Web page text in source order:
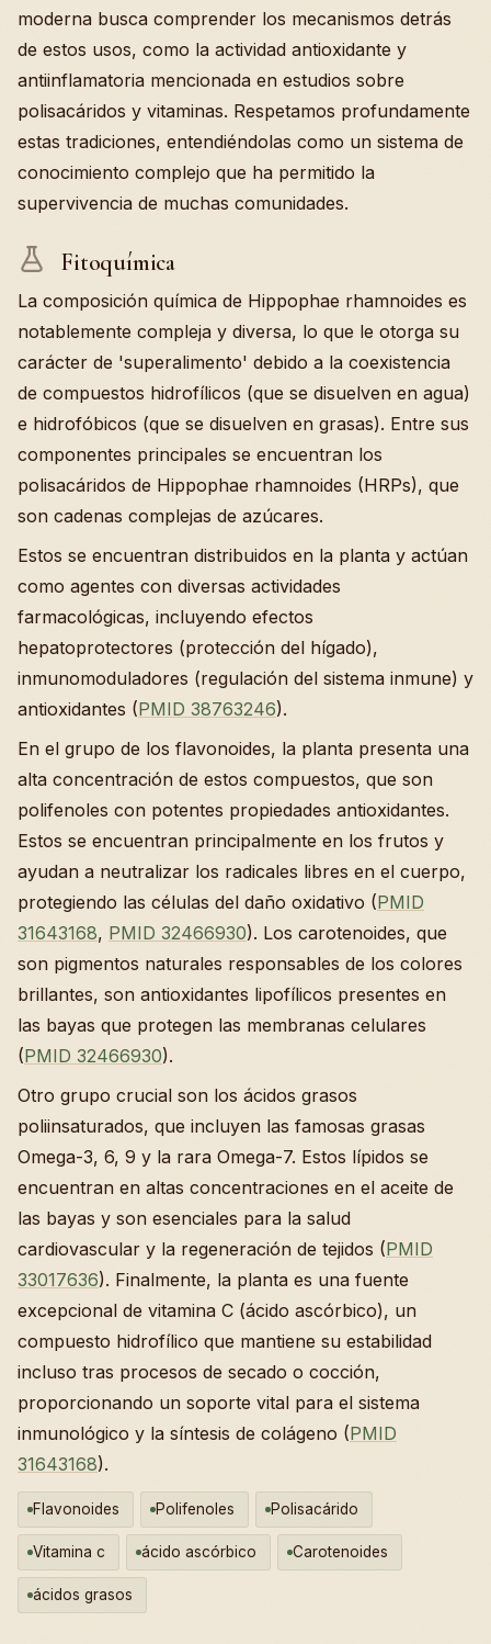
moderna busca comprender los mecanismos detrás
de estos usos, como la actividad antioxidante y
antiinflamatoria mencionada en estudios sobre
polisacáridos y vitaminas. Respetamos profundamente
estas tradiciones, entendiéndolas como un sistema de
conocimiento complejo que ha permitido la
supervivencia de muchas comunidades.
Fitoquímica
La composición química de Hippophae rhamnoides es
notablemente compleja y diversa, lo que le otorga su
carácter de 'superalimento' debido a la coexistencia
de compuestos hidrofílicos (que se disuelven en agua)
e hidrofóbicos (que se disuelven en grasas). Entre sus
componentes principales se encuentran los
polisacáridos de Hippophae rhamnoides (HRPs), que
son cadenas complejas de azúcares.
Estos se encuentran distribuidos en la planta y actúan
como agentes con diversas actividades
farmacológicas, incluyendo efectos
hepatoprotectores (protección del hígado),
inmunomoduladores (regulación del sistema inmune) y
antioxidantes (PMID 38763246).
En el grupo de los flavonoides, la planta presenta una
alta concentración de estos compuestos, que son
polifenoles con potentes propiedades antioxidantes.
Estos se encuentran principalmente en los frutos y
ayudan a neutralizar los radicales libres en el cuerpo,
protegiendo las células del daño oxidativo (PMID
31643168, PMID 32466930). Los carotenoides, que
son pigmentos naturales responsables de los colores
brillantes, son antioxidantes lipofílicos presentes en
las bayas que protegen las membranas celulares
(PMID 32466930).
Otro grupo crucial son los ácidos grasos
poliinsaturados, que incluyen las famosas grasas
Omega-3, 6, 9 y la rara Omega-7. Estos lípidos se
encuentran en altas concentraciones en el aceite de
las bayas y son esenciales para la salud
cardiovascular y la regeneración de tejidos (PMID
33017636). Finalmente, la planta es una fuente
excepcional de vitamina C (ácido ascórbico), un
compuesto hidrofílico que mantiene su estabilidad
incluso tras procesos de secado o cocción,
proporcionando un soporte vital para el sistema
inmunológico y la síntesis de colágeno (PMID
31643168).
Flavonoides Polifenoles Polisacárido
Vitamina c ácido ascórbico Carotenoides
ácidos grasos